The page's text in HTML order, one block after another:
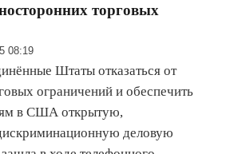
торговых
08:19
Штаты отказаться от
ограничений и обеспечить
в США открытую,
деловую